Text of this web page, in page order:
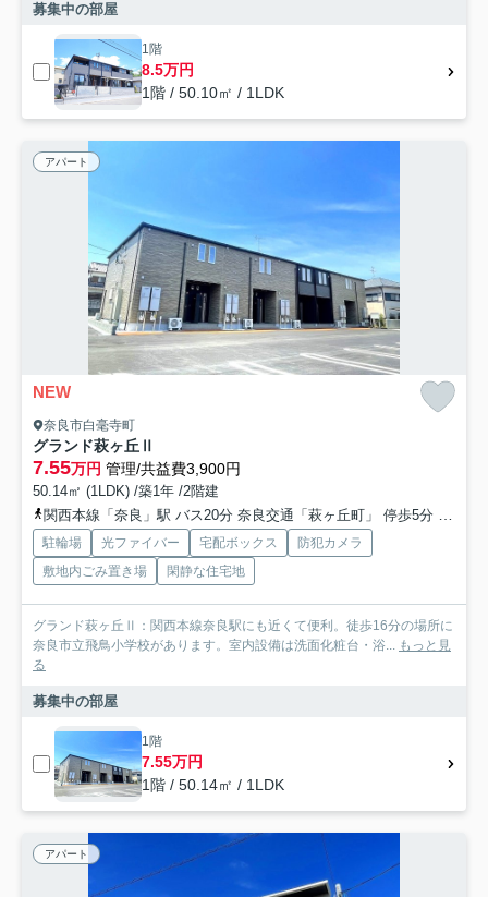
募集中の部屋
1階
8.5万円
1階 / 50.10㎡ / 1LDK
アパート
NEW
奈良市白毫寺町
グランド萩ヶ丘Ⅱ
7.55万円 管理/共益費3,900円
50.14㎡ (1LDK) /築1年 /2階建
関西本線「奈良」駅 バス20分 奈良交通「萩ヶ丘町」 停歩5分
近鉄
駐輪場 光ファイバー 宅配ボックス
防犯カメラ
敷地内ごみ置き場
閑静な住宅地
グランド萩ヶ丘Ⅱ：関西本線奈良駅にも近くて便利。徒歩16分の場所に
奈良市立飛鳥小学校があります。室内設備は洗面化粧台・浴... もっと見
る
募集中の部屋
1階
7.55万円
1階 / 50.14㎡ / 1LDK
アパート